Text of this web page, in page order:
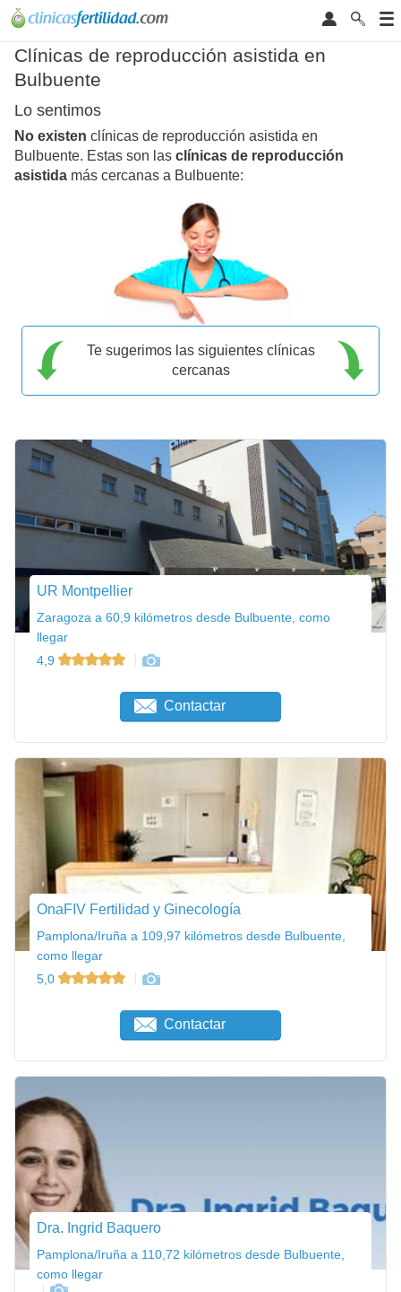
Clínicas de reproducción asistida en
Bulbuente
Lo sentimos
No existen clínicas de reproducción asistida en
Bulbuente. Estas son las clínicas de reproducción
asistida más cercanas a Bulbuente:
Te sugerimos las siguientes clínicas
cercanas
UR Montpellier
Zaragoza a 60,9 kilómetros desde Bulbuente, como
llegar
4,9
Contactar
OnaFIV Fertilidad y Ginecología
Pamplona/Iruña a 109,97 kilómetros desde Bulbuente,
como llegar
5,0
Contactar
Dra. Ingrid Baquero
Pamplona/Iruña a 110,72 kilómetros desde Bulbuente,
como llegar